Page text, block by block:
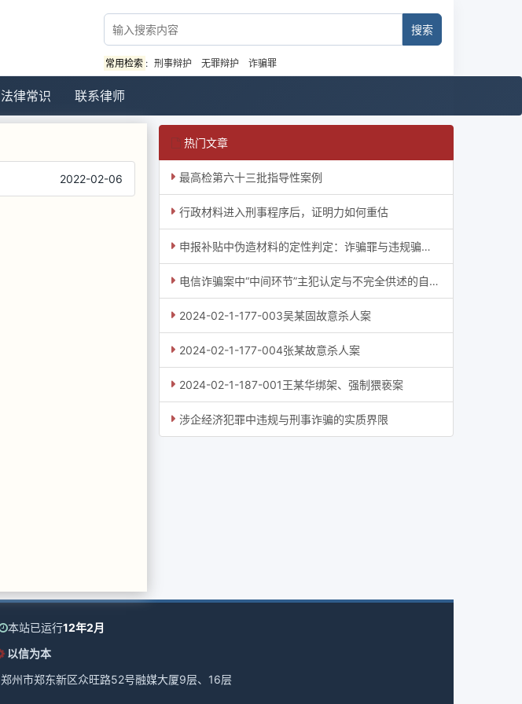
常用检索 : 刑事辩护 无罪辩护 诈骗罪
法律常识 联系律师
2022-02-06
热门文章
最高检第六十三批指导性案例
行政材料进入刑事程序后，证明力如何重估
申报补贴中伪造材料的定性判定：诈骗罪与违规骗补之辨
电信诈骗案中“中间环节”主犯认定与不完全供述的自首审查
2024-02-1-177-003吴某固故意杀人案
2024-02-1-177-004张某故意杀人案
2024-02-1-187-001王某华绑架、强制猥亵案
涉企经济犯罪中违规与刑事诈骗的实质界限
本站已运行12年2月
以信为本
郑州市郑东新区众旺路52号融媒大厦9层、16层